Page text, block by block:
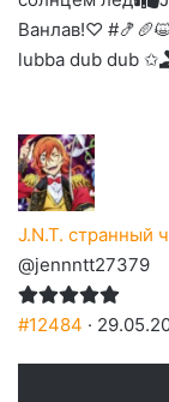
Ванлав!♡
lubba dub dub ✩
J.N.T. странный
@jennntt27379
#12484 ·